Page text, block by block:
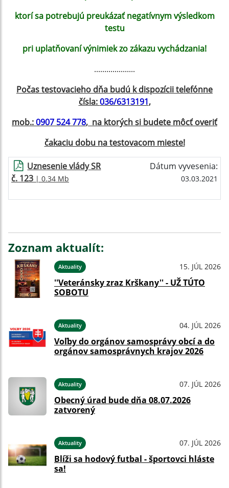
ktorí sa potrebujú preukázať negatívnym výsledkom
testu
pri uplatňovaní výnimiek zo zákazu vychádzania!
....................
Počas testovacieho dňa budú k dispozícii telefónne
čísla:036/6313191,
mob.:0907 524 778, na ktorých si budete môcť overiť
čakaciu dobu na testovacom mieste!
Uznesenie vlády SR
č. 123 | 0.34 Mb
Dátum vyvesenia:
03.03.2021
Zoznam aktualít:
Aktuality 15. JÚL 2026
''Veteránsky zraz Krškany'' - UŽ TÚTO
SOBOTU
Aktuality 04. JÚL 2026
Voľby do orgánov samosprávy obcí a do
orgánov samosprávnych krajov 2026
Aktuality 07. JÚL 2026
Obecný úrad bude dňa 08.07.2026
zatvorený
Aktuality 07. JÚL 2026
Blíži sa hodový futbal - športovci hláste
sa!